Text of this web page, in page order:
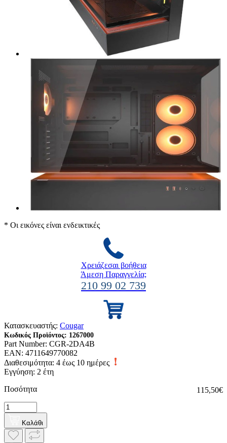
* Οι εικόνες είναι ενδεικτικές
Χρειάζεσαι βοήθεια
Άμεση Παραγγελία;
210 99 02 739
Κατασκευαστής: Cougar
Κωδικός Προϊόντος: 1267000
Part Number: CGR-2DA4B
EAN: 4711649770082
Διαθεσιμότητα: 4 έως 10 ημέρες
Εγγύηση: 2 έτη
115,50€
Ποσότητα
Καλάθι